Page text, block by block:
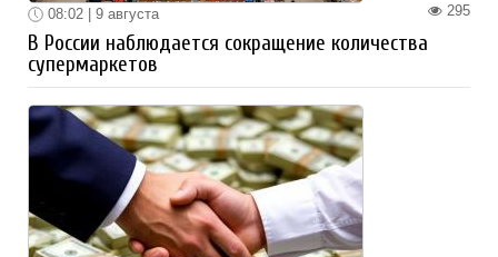
295
08:02 | 9 августа
В России наблюдается сокращение количества
супермаркетов